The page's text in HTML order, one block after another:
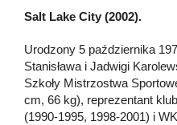
Salt Lake City (2002).
Urodzony 5 października
Stanisława i Jadwigi
Szkoły Mistrzostwa
cm, 66 kg), reprezentant
(1990-1995, 1998-2001) i